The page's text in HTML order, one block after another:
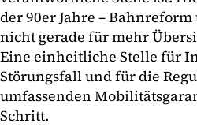
der 90er Jahre –
nicht gerade für mehr
Eine einheitliche Stelle für
Störungsfall und für die
umfassenden
Schritt.